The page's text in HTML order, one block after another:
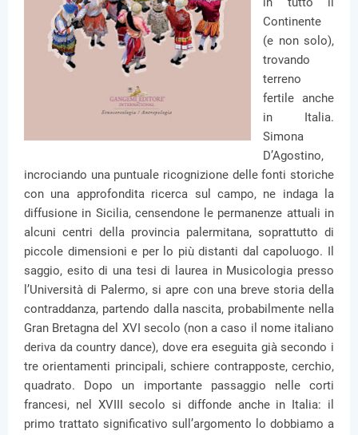
Continente
(e non solo),
trovando
terreno
fertile anche
in Italia.
Simona
D’Agostino,
incrociando una puntuale ricognizione delle fonti storiche
con una approfondita ricerca sul campo, ne indaga la
diffusione in Sicilia, censendone le permanenze attuali in
alcuni centri della provincia palermitana, soprattutto di
piccole dimensioni e per lo più distanti dal capoluogo. Il
saggio, esito di una tesi di laurea in Musicologia presso
l’Università di Palermo, si apre con una breve storia della
contraddanza, partendo dalla nascita, probabilmente nella
Gran Bretagna del XVI secolo (non a caso il nome italiano
deriva da country dance), dove era eseguita già secondo i
tre orientamenti principali, schiere contrapposte, cerchio,
quadrato. Dopo un importante passaggio nelle corti
francesi, nel XVIII secolo si diffonde anche in Italia: il
primo trattato significativo sull’argomento lo dobbiamo a